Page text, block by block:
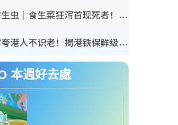
夺命寄生虫｜食生菜狂泻首现死者！疫潮恶化录1.8万宗病例 揭洗菜3大谬误
内地客夸港人不识老！揭港铁保鲜级冷气 港人求放过：别投诉
本週好去處